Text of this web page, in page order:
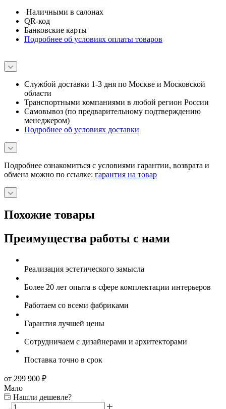
Наличными в салонах
QR-код
Банковские карты
Подробнее об условиях оплаты товаров
Службой доставки 1-3 дня по Москве и Московской
области
Транспортными компаниями в любой регион России
Самовывоз (по предварительному подтверждению
менеджером)
Подробнее об условиях доставки
Подробнее ознакомиться с условиями гарантии, возврата и
обмена можно по ссылке: гарантия на товар
Похожие товары
Преимущества работы с нами
Реализация эстетического замысла
Более 20 лет опыта в сфере комплектации интерьеров
Работаем со всеми фабриками
Гарантия лучшей цены
Сотрудничаем с дизайнерами и архитекторами
Поставка точно в срок
от 299 900 ₽
Мало
Нашли дешевле?